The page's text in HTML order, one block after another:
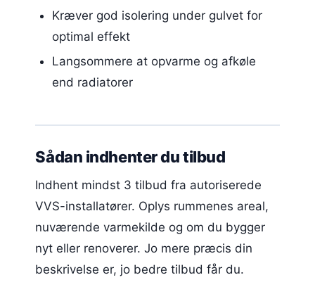
Kræver god isolering under gulvet for
optimal effekt
Langsommere at opvarme og afkøle
end radiatorer
Sådan indhenter du tilbud
Indhent mindst 3 tilbud fra autoriserede
VVS-installatører. Oplys rummenes areal,
nuværende varmekilde og om du bygger
nyt eller renoverer. Jo mere præcis din
beskrivelse er, jo bedre tilbud får du.